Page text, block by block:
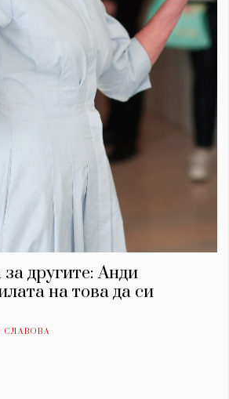
другите: Анди
на това да си
СЛАВОВА